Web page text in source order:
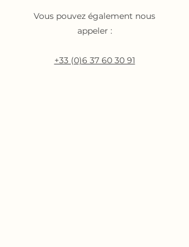
Vous pouvez également nous
appeler :
+33 (0)6 37 60 30 91